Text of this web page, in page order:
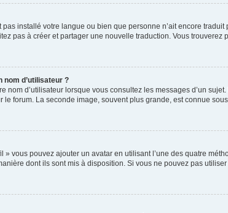
pas installé votre langue ou bien que personne n’ait encore
pas à créer et partager une nouvelle traduction. Vous trouverez
nom d’utilisateur ?
nom d’utilisateur lorsque vous consultez les messages d’un
forum. La seconde image, souvent plus grande, est connue
» vous pouvez ajouter un avatar en utilisant l’une des quatre
dont ils sont mis à disposition. Si vous ne pouvez pas utiliser